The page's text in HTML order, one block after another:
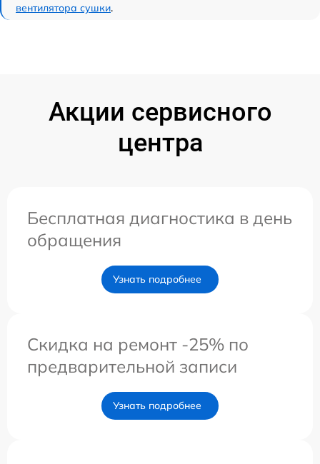
вентилятора сушки.
Акции сервисного
центра
Бесплатная диагностика в день
обращения
Узнать подробнее
Скидка на ремонт -25% по
предварительной записи
Узнать подробнее